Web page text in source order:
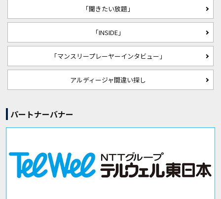
「聞きたい放題」
「INSIDE」
「マンスリープレーヤーインタビュー」
アルディージャ間違い探し
パートナーバナー